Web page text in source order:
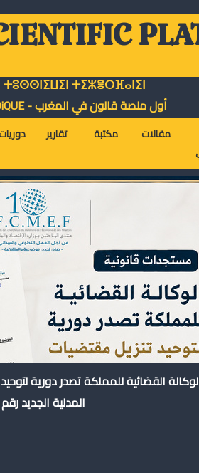
ⵜⵉⵣⴻⵔⴼⴰⵏⵉⵏ
أول منصة قانون في المغرب - SiTE DE VEiLLE JURiDiQUE
تقارير مكتبة مقالات
القضائية للمملكة تصدر دورية
المدنية الجديد رقم 58.25